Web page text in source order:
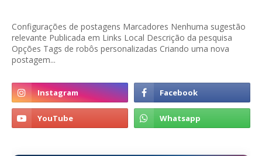
Configurações de postagens Marcadores Nenhuma sugestão
relevante Publicada em Links Local Descrição da pesquisa
Opções Tags de robôs personalizadas Criando uma nova
postagem...